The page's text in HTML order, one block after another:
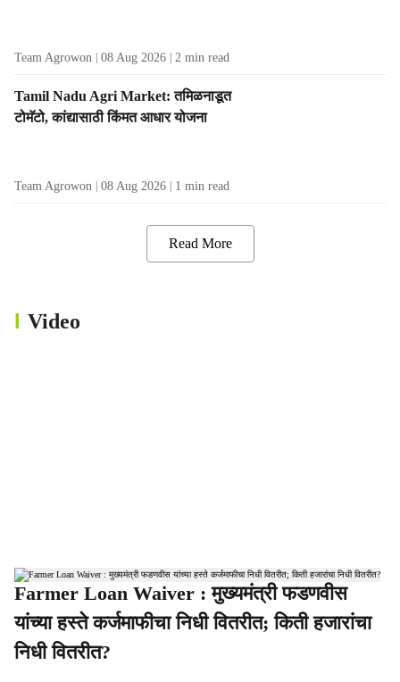
Team Agrowon 08 Aug 2026 2 min read
Tamil Nadu Agri Market: तमिळनाडूत
टोमॅटो, कांद्यासाठी किंमत आधार योजना
Team Agrowon 08 Aug 2026 1 min read
Read More
Video
Farmer Loan Waiver : मुख्यमंत्री फडणवीस
यांच्या हस्ते कर्जमाफीचा निधी वितरीत; किती हजारांचा
निधी वितरीत?